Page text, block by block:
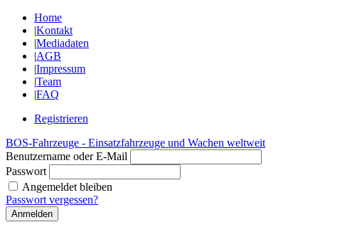
Home
|Kontakt
|Mediadaten
|AGB
|Impressum
|Team
|FAQ
Registrieren
BOS-Fahrzeuge - Einsatzfahrzeuge und Wachen weltweit
Benutzername oder E-Mail
Passwort
Angemeldet bleiben
Passwort vergessen?